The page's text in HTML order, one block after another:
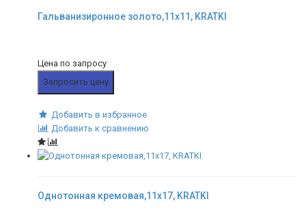
Гальванизиронное золото,11x11, KRATKI
Цена по запросу
Запросить цену
Добавить в избранное
Добавить к сравнению
Однотонная кремовая,11x17, KRATKI